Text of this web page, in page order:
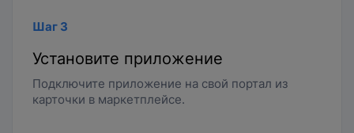
Шаг 3
Установите приложение
Подключите приложение на свой портал из
карточки в маркетплейсе.